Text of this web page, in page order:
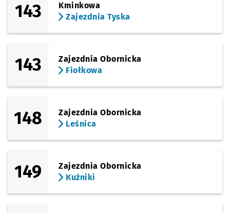
143
Kminkowa
Zajezdnia Tyska
143
Zajezdnia Obornicka
Fiołkowa
148
Zajezdnia Obornicka
Leśnica
149
Zajezdnia Obornicka
Kuźniki